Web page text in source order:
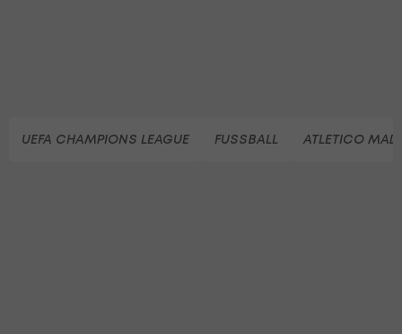
UEFA CHAMPIONS LEAGUE FUSSBALL ATLETICO